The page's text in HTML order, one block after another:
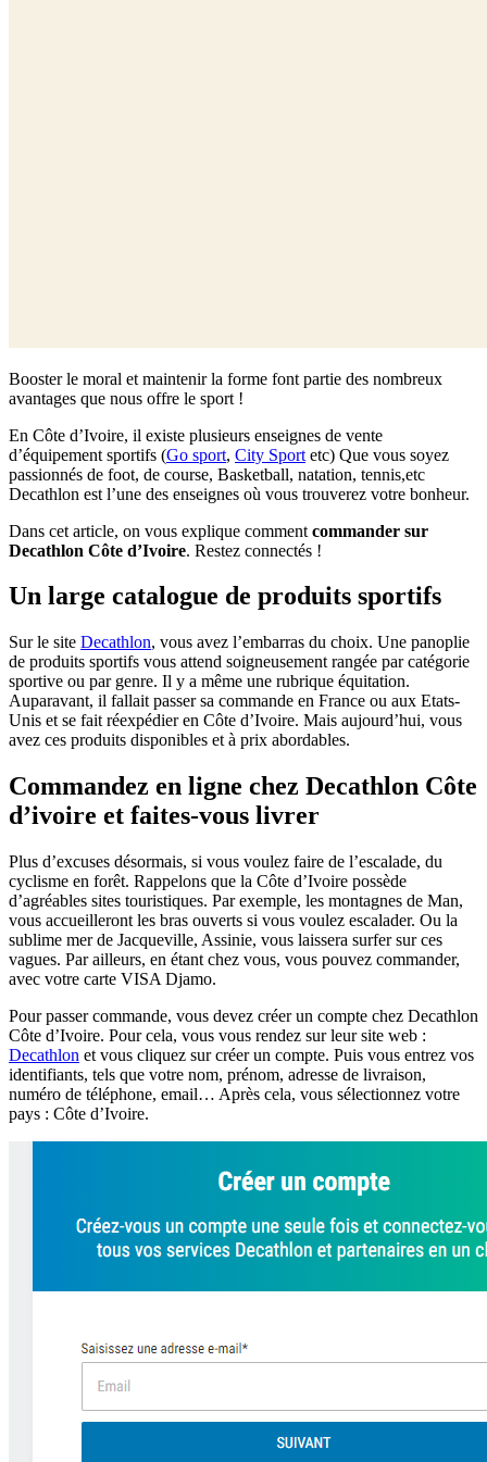
Booster le moral et maintenir la forme font partie des nombreux
avantages que nous offre le sport !
En Côte d’Ivoire, il existe plusieurs enseignes de vente
d’équipement sportifs (Go sport, City Sport etc) Que vous soyez
passionnés de foot, de course, Basketball, natation, tennis,etc
Decathlon est l’une des enseignes où vous trouverez votre bonheur.
Dans cet article, on vous explique comment commander sur
Decathlon Côte d’Ivoire. Restez connectés !
Un large catalogue de produits sportifs
Sur le site Decathlon, vous avez l’embarras du choix. Une panoplie
de produits sportifs vous attend soigneusement rangée par catégorie
sportive ou par genre. Il y a même une rubrique équitation.
Auparavant, il fallait passer sa commande en France ou aux Etats-
Unis et se fait réexpédier en Côte d’Ivoire. Mais aujourd’hui, vous
avez ces produits disponibles et à prix abordables.
Commandez en ligne chez Decathlon Côte
d’ivoire et faites-vous livrer
Plus d’excuses désormais, si vous voulez faire de l’escalade, du
cyclisme en forêt. Rappelons que la Côte d’Ivoire possède
d’agréables sites touristiques. Par exemple, les montagnes de Man,
vous accueilleront les bras ouverts si vous voulez escalader. Ou la
sublime mer de Jacqueville, Assinie, vous laissera surfer sur ces
vagues. Par ailleurs, en étant chez vous, vous pouvez commander,
avec votre carte VISA Djamo.
Pour passer commande, vous devez créer un compte chez Decathlon
Côte d’Ivoire. Pour cela, vous vous rendez sur leur site web :
Decathlon et vous cliquez sur créer un compte. Puis vous entrez vos
identifiants, tels que votre nom, prénom, adresse de livraison,
numéro de téléphone, email… Après cela, vous sélectionnez votre
pays : Côte d’Ivoire.